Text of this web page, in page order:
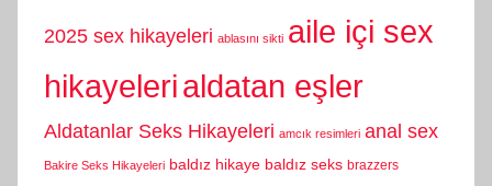
2025 sex hikayeleri ablasını sikti aile içi sex
hikayelerialdatan eşler
Aldatanlar Seks Hikayeleri amcık resimleri anal sex
Bakire Seks Hikayeleri baldız hikaye baldız seks brazzers